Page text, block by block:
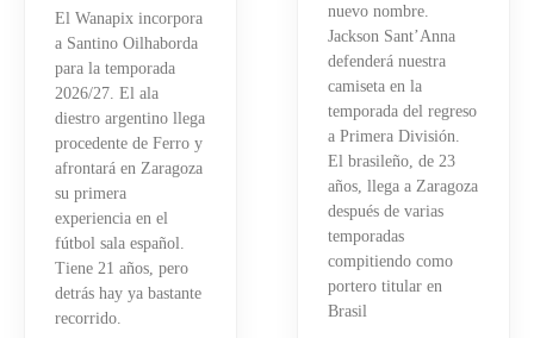
El Wanapix incorpora
a Santino Oilhaborda
para la temporada
2026/27. El ala
diestro argentino llega
procedente de Ferro y
afrontará en Zaragoza
su primera
experiencia en el
fútbol sala español.
Tiene 21 años, pero
detrás hay ya bastante
recorrido.
nuevo nombre.
Jackson Sant’Anna
defenderá nuestra
camiseta en la
temporada del regreso
a Primera División.
El brasileño, de 23
años, llega a Zaragoza
después de varias
temporadas
compitiendo como
portero titular en
Brasil